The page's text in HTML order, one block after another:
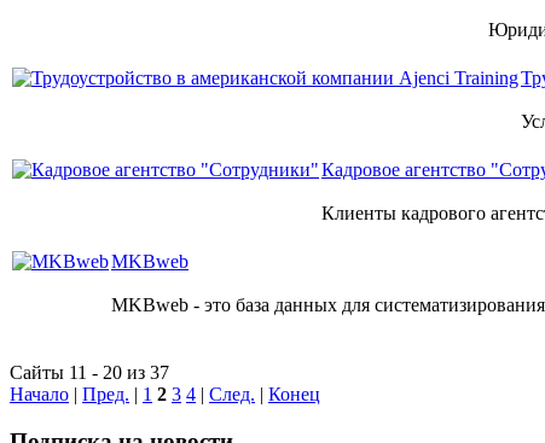
Кадровое агентство
Клиенты кадрового
MKBweb
MKBweb - это база данных для
Сайты 11 - 20 из 37
Начало | Пред. | 1 2 3 4 | След. | Конец